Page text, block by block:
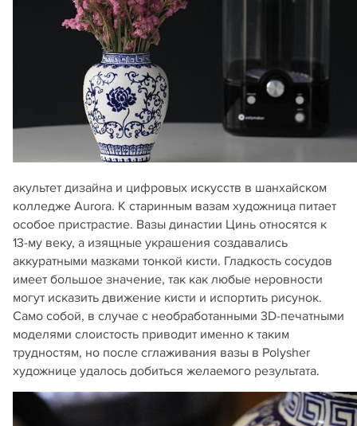
акультет дизайна и цифровых искусств в шанхайском
колледже Aurora. К старинным вазам художница питает
особое пристрастие. Вазы династии Цинь относятся к
13-му веку, а изящные украшения создавались
аккуратными мазками тонкой кисти. Гладкость сосудов
имеет большое значение, так как любые неровности
могут исказить движение кисти и испортить рисунок.
Само собой, в случае с необработанными 3D-печатными
моделями слоистость приводит именно к таким
трудностям, но после сглаживания вазы в Polysher
художнице удалось добиться желаемого результата.